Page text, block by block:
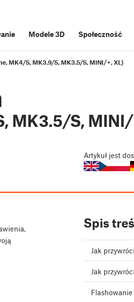
Modele 3D Społeczność
MK4/S, MK3.9/S, MK3.5/S, MINI/+, XL)
MK3.5/S,
Artykuł jest
Spis
Jak
Jak